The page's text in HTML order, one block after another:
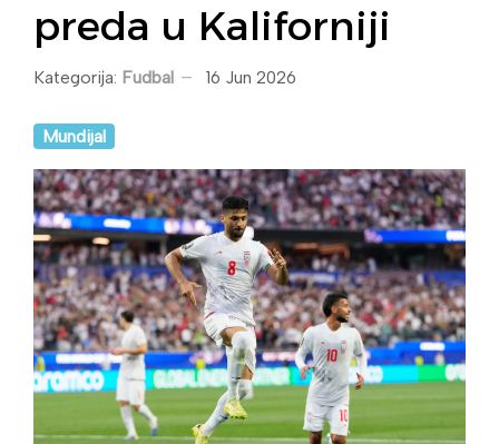
preda u Kaliforniji
Kategorija: Fudbal 16 Jun 2026
Mundijal